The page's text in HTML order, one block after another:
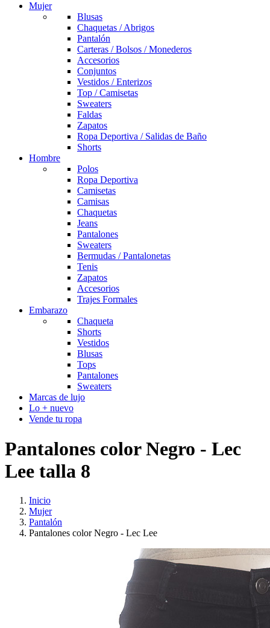
Mujer
Blusas
Chaquetas / Abrigos
Pantalón
Carteras / Bolsos / Monederos
Accesorios
Conjuntos
Vestidos / Enterizos
Top / Camisetas
Sweaters
Faldas
Zapatos
Ropa Deportiva / Salidas de Baño
Shorts
Hombre
Polos
Ropa Deportiva
Camisetas
Camisas
Chaquetas
Jeans
Pantalones
Sweaters
Bermudas / Pantalonetas
Tenis
Zapatos
Accesorios
Trajes Formales
Embarazo
Chaqueta
Shorts
Vestidos
Blusas
Tops
Pantalones
Sweaters
Marcas de lujo
Lo + nuevo
Vende tu ropa
Pantalones color Negro - Lec
Lee talla 8
Inicio
Mujer
Pantalón
Pantalones color Negro - Lec Lee